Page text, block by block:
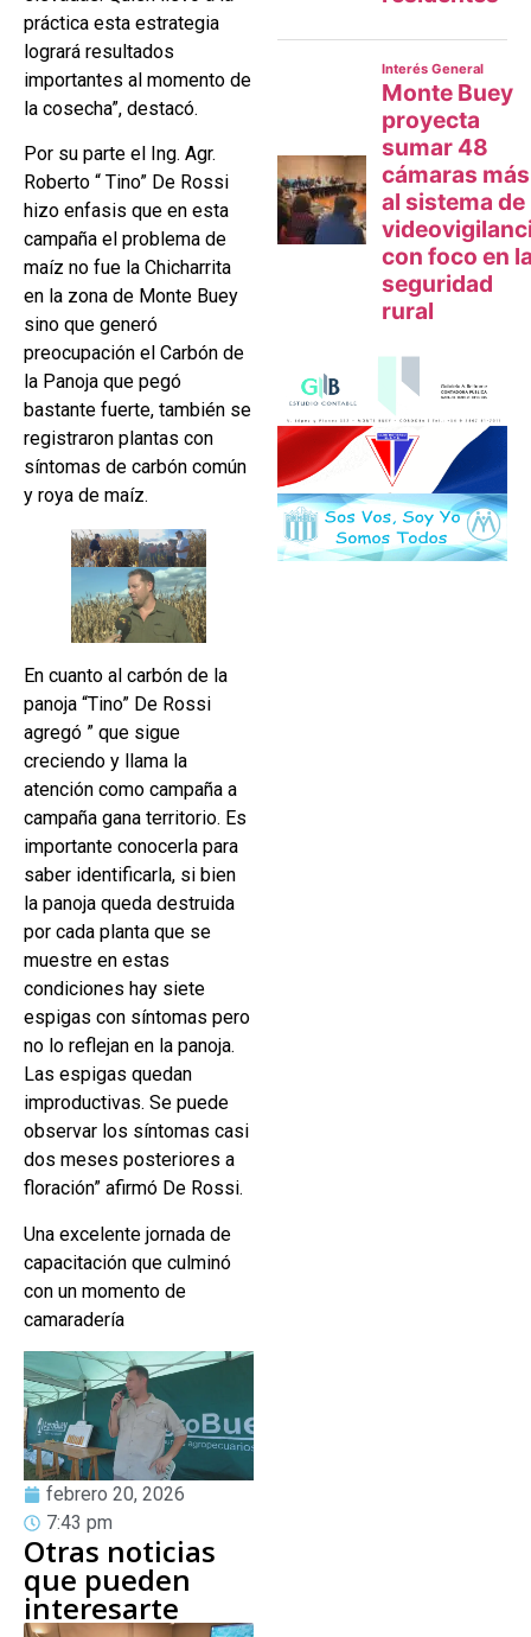
práctica esta estrategia
logrará resultados
importantes al momento de
la cosecha”, destacó.
Por su parte el Ing. Agr.
Roberto “ Tino” De Rossi
hizo enfasis que en esta
campaña el problema de
maíz no fue la Chicharrita
en la zona de Monte Buey
sino que generó
preocupación el Carbón de
la Panoja que pegó
bastante fuerte, también se
registraron plantas con
síntomas de carbón común
y roya de maíz.
En cuanto al carbón de la
panoja “Tino” De Rossi
agregó ” que sigue
creciendo y llama la
atención como campaña a
campaña gana territorio. Es
importante conocerla para
saber identificarla, si bien
la panoja queda destruida
por cada planta que se
muestre en estas
condiciones hay siete
espigas con síntomas pero
no lo reflejan en la panoja.
Las espigas quedan
improductivas. Se puede
observar los síntomas casi
dos meses posteriores a
floración” afirmó De Rossi.
Una excelente jornada de
capacitación que culminó
con un momento de
camaradería
febrero 20, 2026
7:43 pm
Otras noticias
que pueden
interesarte